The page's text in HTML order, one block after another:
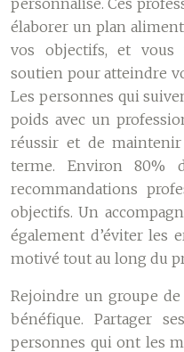
personnalisé. Ces
élaborer un plan
vos objectifs, et
soutien pour atteindre
Les personnes qui
poids avec un
réussir et de
terme. Environ 80%
recommandations
objectifs. Un
également d’éviter les
motivé tout au long du
Rejoindre un groupe
bénéfique. Partager
personnes qui ont les